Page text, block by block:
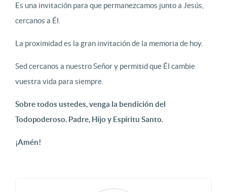
Es una invitación para que permanezcamos junto a Jesús,
cercanos a Él.
La proximidad es la gran invitación de la memoria de hoy.
Sed cercanos a nuestro Señor y permitid que Él cambie
vuestra vida para siempre.
Sobre todos ustedes, venga la bendición del
Todopoderoso. Padre, Hijo y Espíritu Santo.
¡Amén!